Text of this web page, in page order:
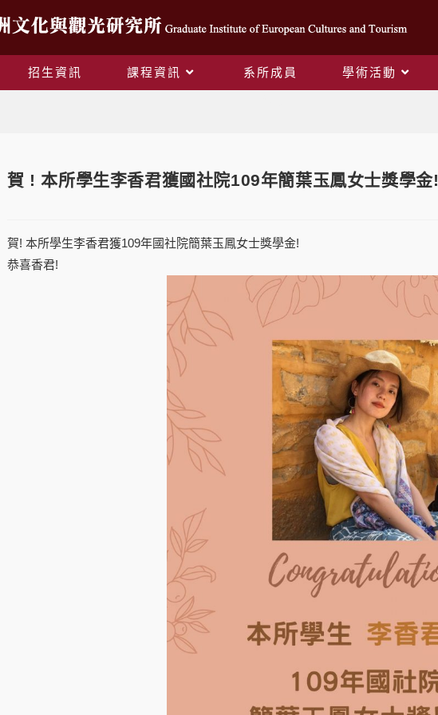
招生資訊 課程資訊 系所成員 學術活動
賀 ! 本所學生李香君獲國社院109年簡葉玉鳳女士獎學金!
賀! 本所學生李香君獲109年國社院簡葉玉鳳女士獎學金!
恭喜香君!